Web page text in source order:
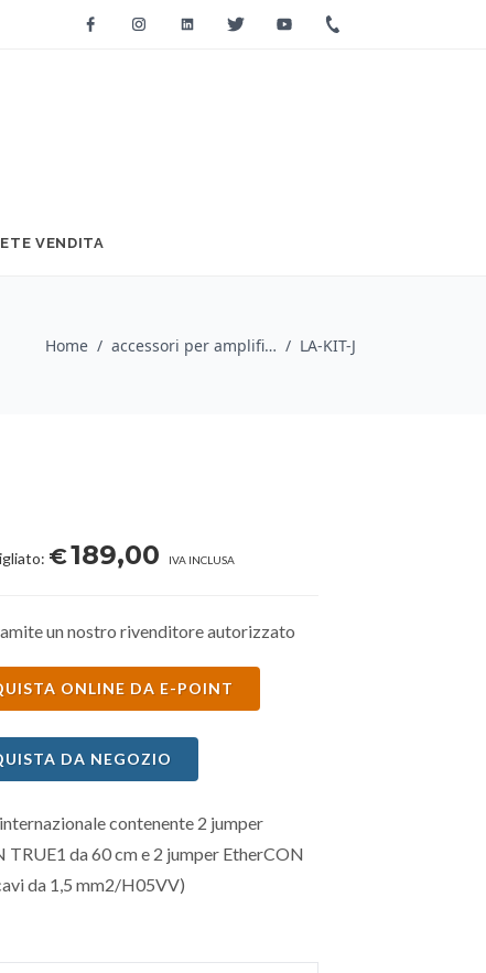
FacebookInstagramLinkedinTwitter Youtube
VENDITA
Home / accessori per amplificazione audio / QSC Pro Audio / LA-KIT-J
€189,00 IVA INCLUSA
un nostro rivenditore autorizzato
ONLINE DA E-POINT
DA NEGOZIO
contenente 2 jumper
TRUE1 da 60 cm e 2 jumper EtherCON
da 1,5 mm2/H05VV)